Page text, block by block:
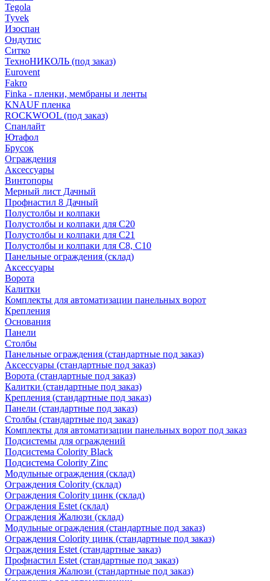
Tegola
Tyvek
Изоспан
Ондутис
Ситко
ТехноНИКОЛЬ (под заказ)
Eurovent
Fakro
Finka - пленки, мембраны и ленты
KNAUF пленка
ROCKWOOL (под заказ)
Спанлайт
Ютафол
Брусок
Ограждения
Аксессуары
Винтопоры
Мерный лист Дачный
Профнастил 8 Дачный
Полустолбы и колпаки
Полустолбы и колпаки для С20
Полустолбы и колпаки для С21
Полустолбы и колпаки для С8, С10
Панельные ограждения (склад)
Аксессуары
Ворота
Калитки
Комплекты для автоматизации панельных ворот
Крепления
Основания
Панели
Столбы
Панельные ограждения (стандартные под заказ)
Аксессуары (стандартные под заказ)
Ворота (стандартные под заказ)
Калитки (стандартные под заказ)
Крепления (стандартные под заказ)
Панели (стандартные под заказ)
Столбы (стандартные под заказ)
Комплекты для автоматизации панельных ворот под заказ
Подсистемы для ограждений
Подсистема Colority Black
Подсистема Colority Zinc
Модульные ограждения (склад)
Ограждения Colority (склад)
Ограждения Colority цинк (склад)
Ограждения Estet (склад)
Ограждения Жалюзи (склад)
Модульные ограждения (стандартные под заказ)
Ограждения Colority цинк (стандартные под заказ)
Ограждения Estet (стандартные заказ)
Профнастил Estet (стандартные под заказ)
Ограждения Жалюзи (стандартные под заказ)